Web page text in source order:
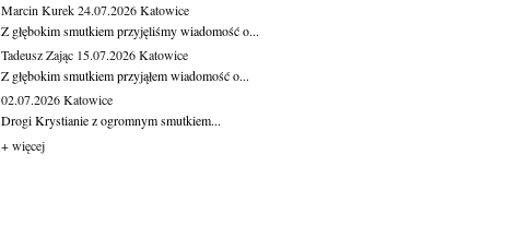
Marcin Kurek24.07.2026Katowice
Z głębokim smutkiem przyjęliśmy wiadomość o...
Tadeusz Zając 15.07.2026Katowice
Z głębokim smutkiem przyjąłem wiadomość o...
02.07.2026Katowice
Drogi Krystianie z ogromnym smutkiem...
+ więcej